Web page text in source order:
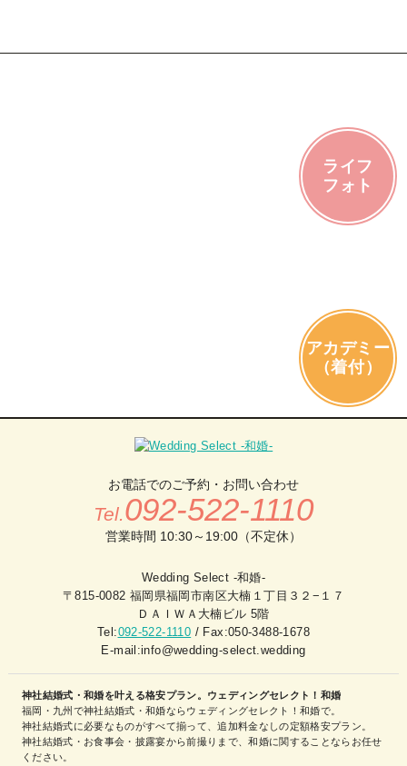
ライフ
フォト
アカデミー
（着付）
お電話でのご予約・お問い合わせ
Tel.092-522-1110
営業時間 10:30～19:00（不定休）
Wedding Select -和婚-
〒815-0082 福岡県福岡市南区大楠１丁目３２−１７
ＤＡＩＷＡ大楠ビル 5階
Tel:092-522-1110 / Fax:050-3488-1678
E-mail:info@wedding-select.wedding
神社結婚式・和婚を叶える格安プラン。ウェディングセレクト！和婚
福岡・九州で神社結婚式・和婚ならウェディングセレクト！和婚で。
神社結婚式に必要なものがすべて揃って、追加料金なしの定額格安プラン。
神社結婚式・お食事会・披露宴から前撮りまで、和婚に関することならお任せ
ください。